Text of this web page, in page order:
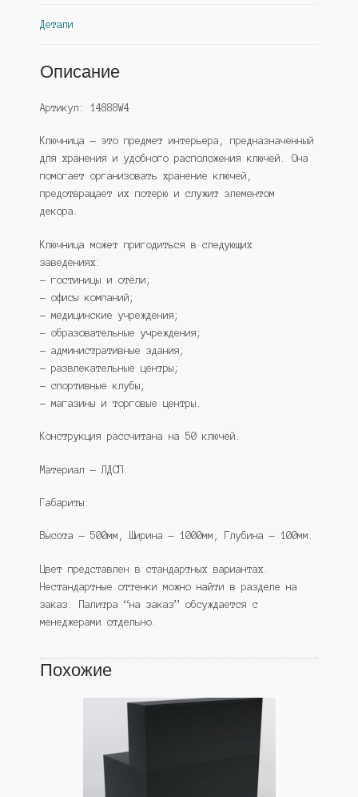
Детали
Описание
Артикул: 14888W4
Ключница — это предмет интерьера, предназначенный
для хранения и удобного расположения ключей. Она
помогает организовать хранение ключей,
предотвращает их потерю и служит элементом
декора.
Ключница может пригодиться в следующих
заведениях:
— гостиницы и отели;
— офисы компаний;
— медицинские учреждения;
— образовательные учреждения;
— административные здания;
— развлекательные центры;
— спортивные клубы;
— магазины и торговые центры.
Конструкция рассчитана на 50 ключей.
Материал — ЛДСП.
Габариты:
Высота — 500мм, Ширина — 1000мм, Глубина — 100мм.
Цвет представлен в стандартных вариантах.
Нестандартные оттенки можно найти в разделе на
заказ. Палитра “на заказ” обсуждается с
менеджерами отдельно.
Похожие